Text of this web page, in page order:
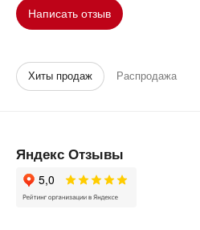
Написать отзыв
Хиты продаж Распродажа
Яндекс Отзывы